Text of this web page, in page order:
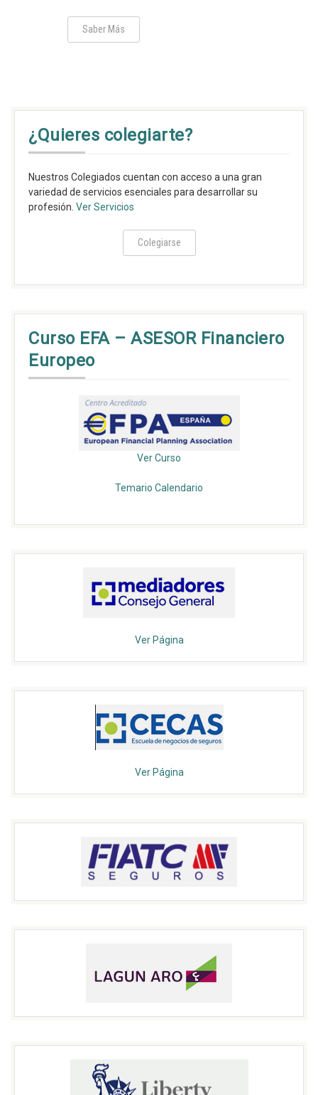
Saber Más
¿Quieres colegiarte?
Nuestros Colegiados cuentan con acceso a una gran
variedad de servicios esenciales para desarrollar su
profesión. Ver Servicios
Colegiarse
Curso EFA – ASESOR Financiero
Europeo
Ver Curso
Temario Calendario
Ver Página
Ver Página